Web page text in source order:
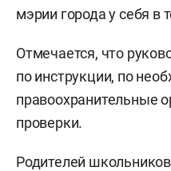
мэрии города у себя в
Отмечается, что
по инструкции, по
правоохранительные
проверки.
Родителей